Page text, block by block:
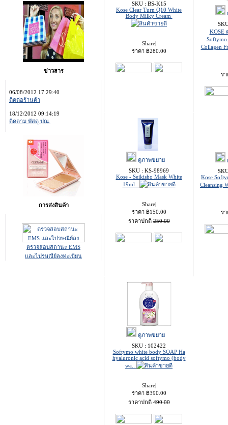
ข่าวสาร
06/08/2012 17:29:40
ติดต่อร้านค้า
18/12/2012 09:14:19
ติดตาม พัสดุ ปณ.
การส่งสินค้า
ตรวจสอบสถานะ EMS
และไปรษณีย์ลงทะเบียน
SKU : BS-K15
Kose Clear Turn Q10 White
Body Milky Cream
Share|
ราคา ฿280.00
KOSE
Softymo
Collagen
ร
ดูภาพขยาย
SKU : KS-98969
Kose - Seikisho Mask White
19ml .
Share|
ราคา ฿150.00
ราคาปกติ250.00
Kose
Cleansing
ร
ดูภาพขยาย
SKU : 102422
Softymo white body SOAP Ha
hyaluronic acid softymo (body
wa..
Share|
ราคา ฿390.00
ราคาปกติ490.00